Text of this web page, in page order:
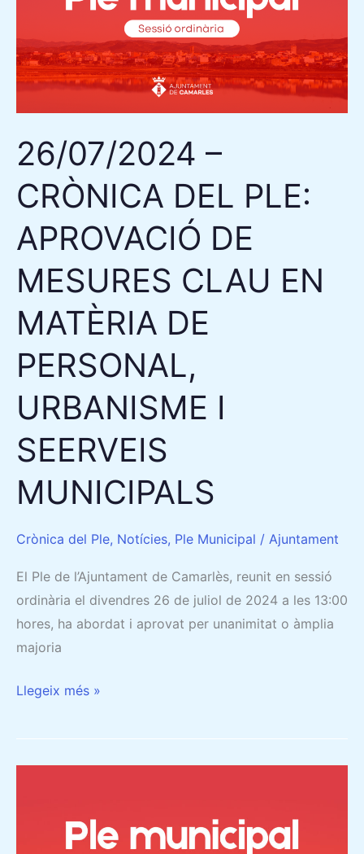
26/07/2024 –
CRÒNICA DEL PLE:
APROVACIÓ DE
MESURES CLAU EN
MATÈRIA DE
PERSONAL,
URBANISME I
SEERVEIS
MUNICIPALS
Crònica del Ple, Notícies, Ple Municipal / Ajuntament
El Ple de l’Ajuntament de Camarlès, reunit en sessió
ordinària el divendres 26 de juliol de 2024 a les 13:00
hores, ha abordat i aprovat per unanimitat o àmplia
majoria
APROVACIÓ
DE
EN
MATÈRIA
DE
URBANISME
SEERVEIS
MUNICIPALS
Llegeix més »
CRÒNICA